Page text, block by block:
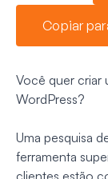
Copiar
Você quer criar
WordPress?
Uma pesquisa
ferramenta
clientes estão